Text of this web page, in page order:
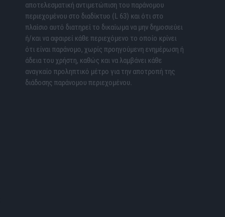
αποτελεσματική αντιμετώπιση του παράνομου
περιεχομένου στο διαδίκτυο (L 63) και ότι στο
πλαίσιο αυτό διατηρεί το δικαίωμα να μην δημοσιεύει
ή/και να αφαιρεί κάθε περιεχόμενο το οποίο κρίνει
ότι είναι παράνομο, χωρίς προηγούμενη ενημέρωση ή
άδεια του χρήστη, καθώς και να λαμβάνει κάθε
αναγκαίο προληπτικό μέτρο για την αποτροπή της
διάδοσης παράνομου περιεχομένου.